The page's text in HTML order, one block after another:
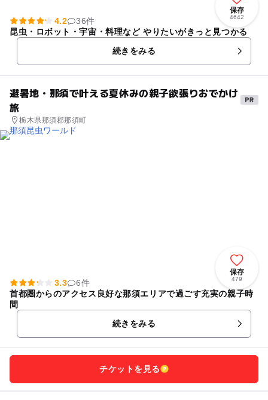
保存
4642
4.2
36件
昆虫・ロボット・宇宙・料理など やりたいがきっと見つかる
続きをみる
避暑地・那須で叶える夏休みの親子欲張りおでかけ
旅
栃木県那須郡那須町
保存
479
3.3
6件
首都圏からのアクセス良好な那須エリアで過ごす充実の親子時
間
続きをみる
チケットを見る